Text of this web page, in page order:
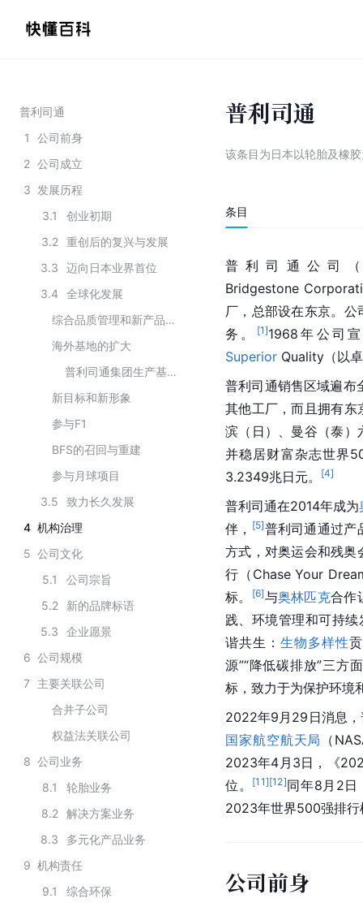
普利司通
1
公司前身
2 公司成立
3 发展历程
3.1
创业初期
3.2
重创后的复兴与发展
3.3
迈向日本业界首位
3.4
全球化发展
综合品质管理和新产品研发
海外基地的扩大
普利司通集团生产基地数量（截至2023年12月20日）
新目标和新形象
参与F1
BFS的召回与重建
参与月球项目
3.5
致力长久发展
4 机构治理
5 公司文化
5.1
公司宗旨
5.2
新的品牌标语
5.3
企业愿景
6 公司规模
7
主要关联公司
合并子公司
权益法关联公司
8 公司业务
8.1
轮胎业务
8.2
解决方案业务
8.3
多元化产品业务
9 机构责任
9.1
综合环保
普利司通
该条目为日本以轮胎及橡
条目
普利司通公司
Bridgestone
厂，总部设在东京。
务。
[1]1968年公司
Superior Quality（以
普利司通销售区域遍布
其他工厂，而且拥有东
滨（日）、曼谷（泰）
并稳居财富杂志世界
3.2349兆日元。
[4]
普利司通在2014年成为
伴， [5]普利司通通过产
方式，对奥运会和残奥
行（Chase Your
标。
[6]与奥林匹克合作
践、环境管理和可持
谐共生：生物多样性
源”“降低碳排放”三方
标，致力于为保护环境
2022年9月29日消息，
国家航空航天局 （
2023年4月3日，《
位。
[11][12]同年8月2日
2023年世界500强排
公司前身